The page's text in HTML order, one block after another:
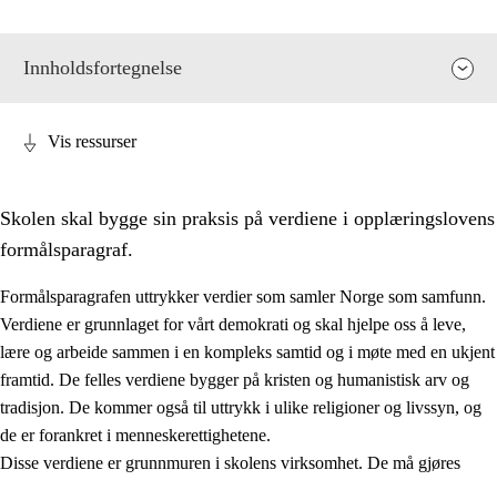
Innholdsfortegnelse
1. Opplæringens verdigrunnlag
1.1 Menneskeverdet
1.2 Identitet og kulturelt mangfold
Vis ressurser
Skolen skal bygge sin praksis på verdiene i opplæringslovens
formålsparagraf.
Formålsparagrafen uttrykker verdier som samler Norge som samfunn.
Verdiene er grunnlaget for vårt demokrati og skal hjelpe oss å leve,
lære og arbeide sammen i en kompleks samtid og i møte med en ukjent
framtid. De felles verdiene bygger på kristen og humanistisk arv og
tradisjon. De kommer også til uttrykk i ulike religioner og livssyn, og
de er forankret i menneskerettighetene.
Disse verdiene er grunnmuren i skolens virksomhet. De må gjøres